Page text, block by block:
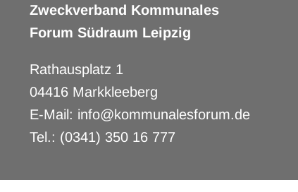
Zweckverband Kommunales
Forum Südraum Leipzig
Rathausplatz 1
04416 Markkleeberg
E-Mail: info@kommunalesforum.de
Tel.: (0341) 350 16 777